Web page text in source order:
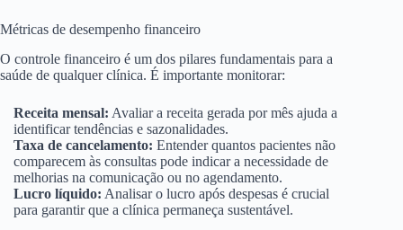
Métricas de desempenho financeiro
O controle financeiro é um dos pilares fundamentais para a
saúde de qualquer clínica. É importante monitorar:
Receita mensal: Avaliar a receita gerada por mês ajuda a
identificar tendências e sazonalidades.
Taxa de cancelamento: Entender quantos pacientes não
comparecem às consultas pode indicar a necessidade de
melhorias na comunicação ou no agendamento.
Lucro líquido: Analisar o lucro após despesas é crucial
para garantir que a clínica permaneça sustentável.